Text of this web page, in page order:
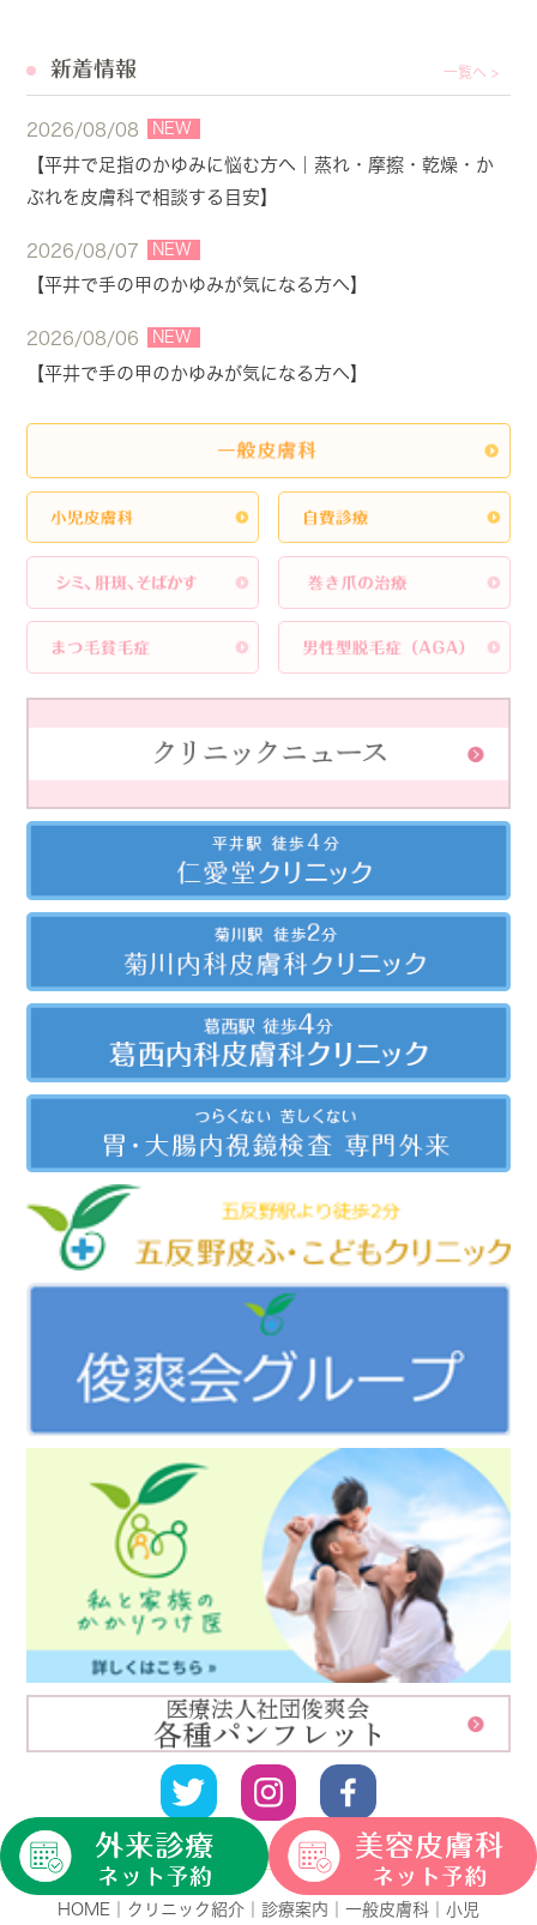
新着情報 一覧へ >
2026/08/08 NEW
【平井で足指のかゆみに悩む方へ｜蒸れ・摩擦・乾燥・か
ぶれを皮膚科で相談する目安】
2026/08/07 NEW
【平井で手の甲のかゆみが気になる方へ】
2026/08/06 NEW
【平井で手の甲のかゆみが気になる方へ】
HOME クリニック紹介 診療案内 一般皮膚科 小児